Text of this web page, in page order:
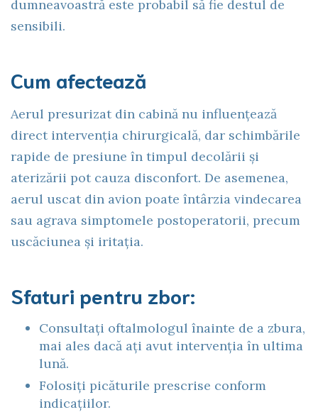
dumneavoastră este probabil să fie destul de
sensibili.
Cum afectează
Aerul presurizat din cabină nu influențează
direct intervenția chirurgicală, dar schimbările
rapide de presiune în timpul decolării și
aterizării pot cauza disconfort. De asemenea,
aerul uscat din avion poate întârzia vindecarea
sau agrava simptomele postoperatorii, precum
uscăciunea și iritația.
Sfaturi pentru zbor:
Consultați oftalmologul înainte de a zbura,
mai ales dacă ați avut intervenția în ultima
lună.
Folosiți picăturile prescrise conform
indicațiilor.